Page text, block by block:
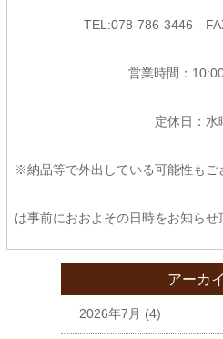
TEL:078-786-3446
営業時間：
定休日：水
※納品等で外出している可能性もご
は事前におおよその日時をお知らせ
アーカ
2026年7月 (4)